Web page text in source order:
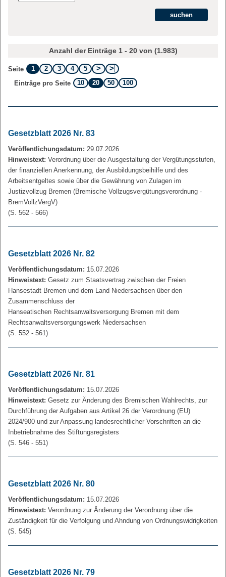
Anzahl der Einträge 1 - 20 von (1.983)
Seite 1 2 3 4
5
Einträge pro Seite
10 20 50 100
Gesetzblatt 2026 Nr. 83
Veröffentlichungsdatum: 29.07.2026
Hinweistext: Verordnung über die Ausgestaltung der Vergütungsstufen,
der finanziellen Anerkennung, der Ausbildungsbeihilfe und des
Arbeitsentgeltes sowie über die Gewährung von Zulagen im
Justizvollzug Bremen (Bremische Vollzugsvergütungsverordnung -
BremVollzVergV)
(S. 562 - 566)
Gesetzblatt 2026 Nr. 82
Veröffentlichungsdatum: 15.07.2026
Hinweistext: Gesetz zum Staatsvertrag zwischen der Freien
Hansestadt Bremen und dem Land Niedersachsen über den
Zusammenschluss der
Hanseatischen Rechtsanwaltsversorgung Bremen mit dem
Rechtsanwaltsversorgungswerk Niedersachsen
(S. 552 - 561)
Gesetzblatt 2026 Nr. 81
Veröffentlichungsdatum: 15.07.2026
Hinweistext: Gesetz zur Änderung des Bremischen Wahlrechts, zur
Durchführung der Aufgaben aus Artikel 26 der Verordnung (EU)
2024/900 und zur Anpassung landesrechtlicher Vorschriften an die
Inbetriebnahme des Stiftungsregisters
(S. 546 - 551)
Gesetzblatt 2026 Nr. 80
Veröffentlichungsdatum: 15.07.2026
Hinweistext: Verordnung zur Änderung der Verordnung über die
Zuständigkeit für die Verfolgung und Ahndung von Ordnungswidrigkeiten
(S. 545)
Gesetzblatt 2026 Nr. 79